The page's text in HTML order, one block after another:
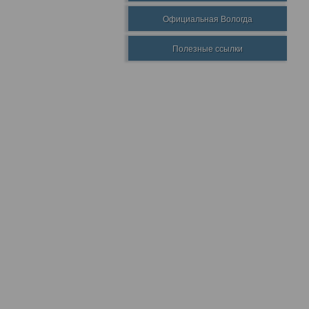
Официальная Вологда
Полезные ссылки